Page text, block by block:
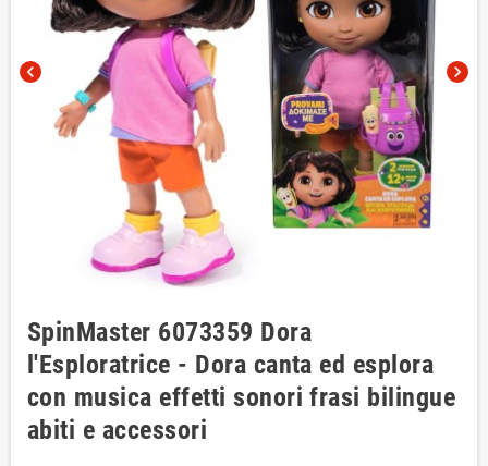
chevron_left chevron_right
SpinMaster 6073359 Dora
l'Esploratrice - Dora canta ed esplora
con musica effetti sonori frasi bilingue
abiti e accessori